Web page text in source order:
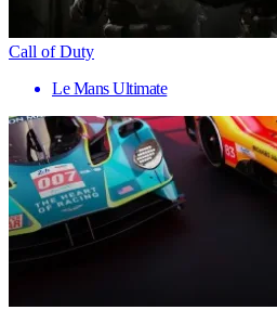
Call of Duty
Le Mans Ultimate